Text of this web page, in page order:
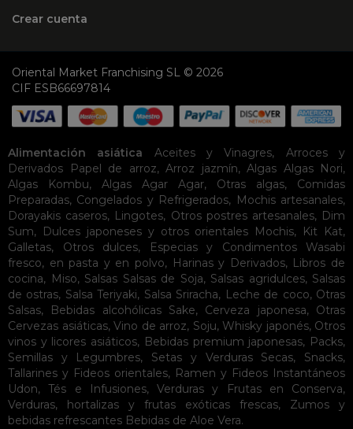
Crear cuenta
Oriental Market Franchising SL © 2026
CIF ESB66697814
Alimentación asiática Aceites y Vinagres, Arroces y
Derivados
Papel de arroz, Arroz jazmín, Algas Algas Nori,
Algas Kombu, Algas Agar Agar, Otras algas, Comidas
Preparadas, Congelados y Refrigerados, Mochis artesanales,
Dorayakis caseros, Lingotes, Otros postres artesanales, Dim
Sum, Dulces japoneses y otros orientales Mochis, Kit Kat,
Galletas, Otros dulces, Especias y Condimentos
Wasabi
fresco, en pasta y en polvo, Harinas y Derivados, Libros de
cocina, Miso, Salsas Salsas de Soja, Salsas agridulces, Salsas
de ostras, Salsa Teriyaki, Salsa Sriracha, Leche de coco, Otras
Salsas, Bebidas alcohólicas Sake, Cerveza japonesa, Otras
Cervezas asiáticas, Vino de arroz, Soju, Whisky japonés, Otros
vinos y licores asiáticos, Bebidas premium japonesas, Packs,
Semillas y Legumbres, Setas y Verduras Secas, Snacks,
Tallarines y Fideos orientales, Ramen y Fideos Instantáneos
Udon,Tés e Infusiones, Verduras y Frutas en Conserva,
Verduras, hortalizas y frutas exóticas frescas, Zumos y
bebidas refrescantes Bebidas de Aloe Vera.